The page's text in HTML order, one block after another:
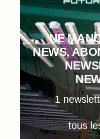
NE
NEWS,
1
tous